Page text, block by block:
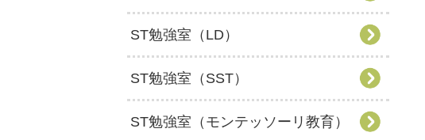
ST勉強室（LD）
ST勉強室（SST）
ST勉強室（モンテッソーリ教育）